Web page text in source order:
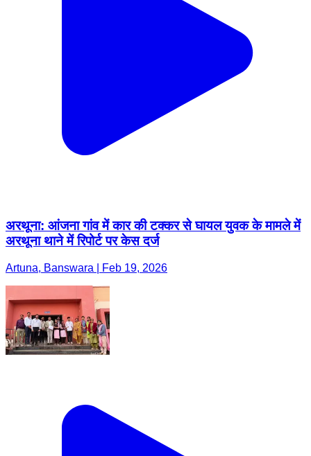
अरथूना: आंजना गांव में कार की टक्कर से घायल युवक के मामले में
अरथूना थाने में रिपोर्ट पर केस दर्ज
Artuna, Banswara | Feb 19, 2026